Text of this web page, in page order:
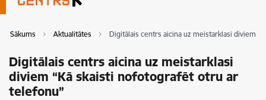
Sākums Aktualitātes Digitālais centrs aicina uz meistarklasi diviem
Digitālais centrs aicina uz meistarklasi
diviem “Kā skaisti nofotografēt otru ar
telefonu”